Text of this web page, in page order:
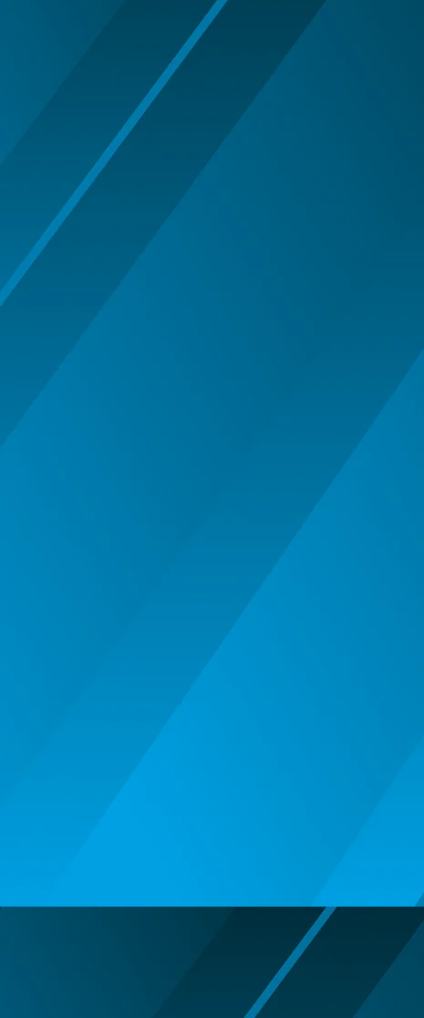
CAVALERI - ARME SI DECORATIUNI
CIORAPI MANUSI INCALTAMINTE
HALLOWEEN ACCESORIES
INDIENI - OBIECTE SI DECORATIUNI
LENTILE DE CONTACT HALLOWEEN
MANUSI COLANTI ACCESORII
MASTI MUSTATA BARBA PETRECERE
MASTI SI MASTI MORPH -
HALLOWEEN
OCHELARI PETRECERE CARNAVAL
OFERTE
LUMANARI PETRECERI ANIVERSARI
PAPUSI SI DECORATIUNI HORROR